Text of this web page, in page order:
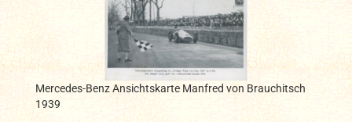
Mercedes-Benz Ansichtskarte Manfred von Brauchitsch
1939